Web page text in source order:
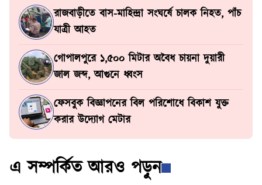
রাজবাড়ীতে বাস-মাহিন্দ্রা সংঘর্ষে চালক নিহত, পাঁচ
যাত্রী আহত
গোপালপুরে ১,৫০০ মিটার অবৈধ চায়না দুয়ারী
জাল জব্দ, আগুনে ধ্বংস
ফেসবুক বিজ্ঞাপনের বিল পরিশোধে বিকাশ যুক্ত
করার উদ্যোগ মেটার
এ সম্পর্কিত আরও পড়ুন